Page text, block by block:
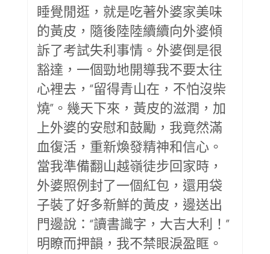
睡覺閒逛，就是吃著外婆家美味
的黃皮，隨後陸陸續續向外婆傾
訴了考試失利事情。外婆倒是很
豁達，一個勁地開導我不要太往
心裡去，“留得青山在，不怕沒柴
燒”。幾天下來，黃皮的滋潤，加
上外婆的安慰和鼓勵，我竟然滿
血復活，重新煥發精神和信心。
當我準備翻山越嶺徒步回家時，
外婆照例封了一個紅包，還用袋
子裝了好多新鮮的黃皮，邊送出
門邊說：“讀書識字，大吉大利！”
明瞭而押韻，我不禁眼淚盈眶。